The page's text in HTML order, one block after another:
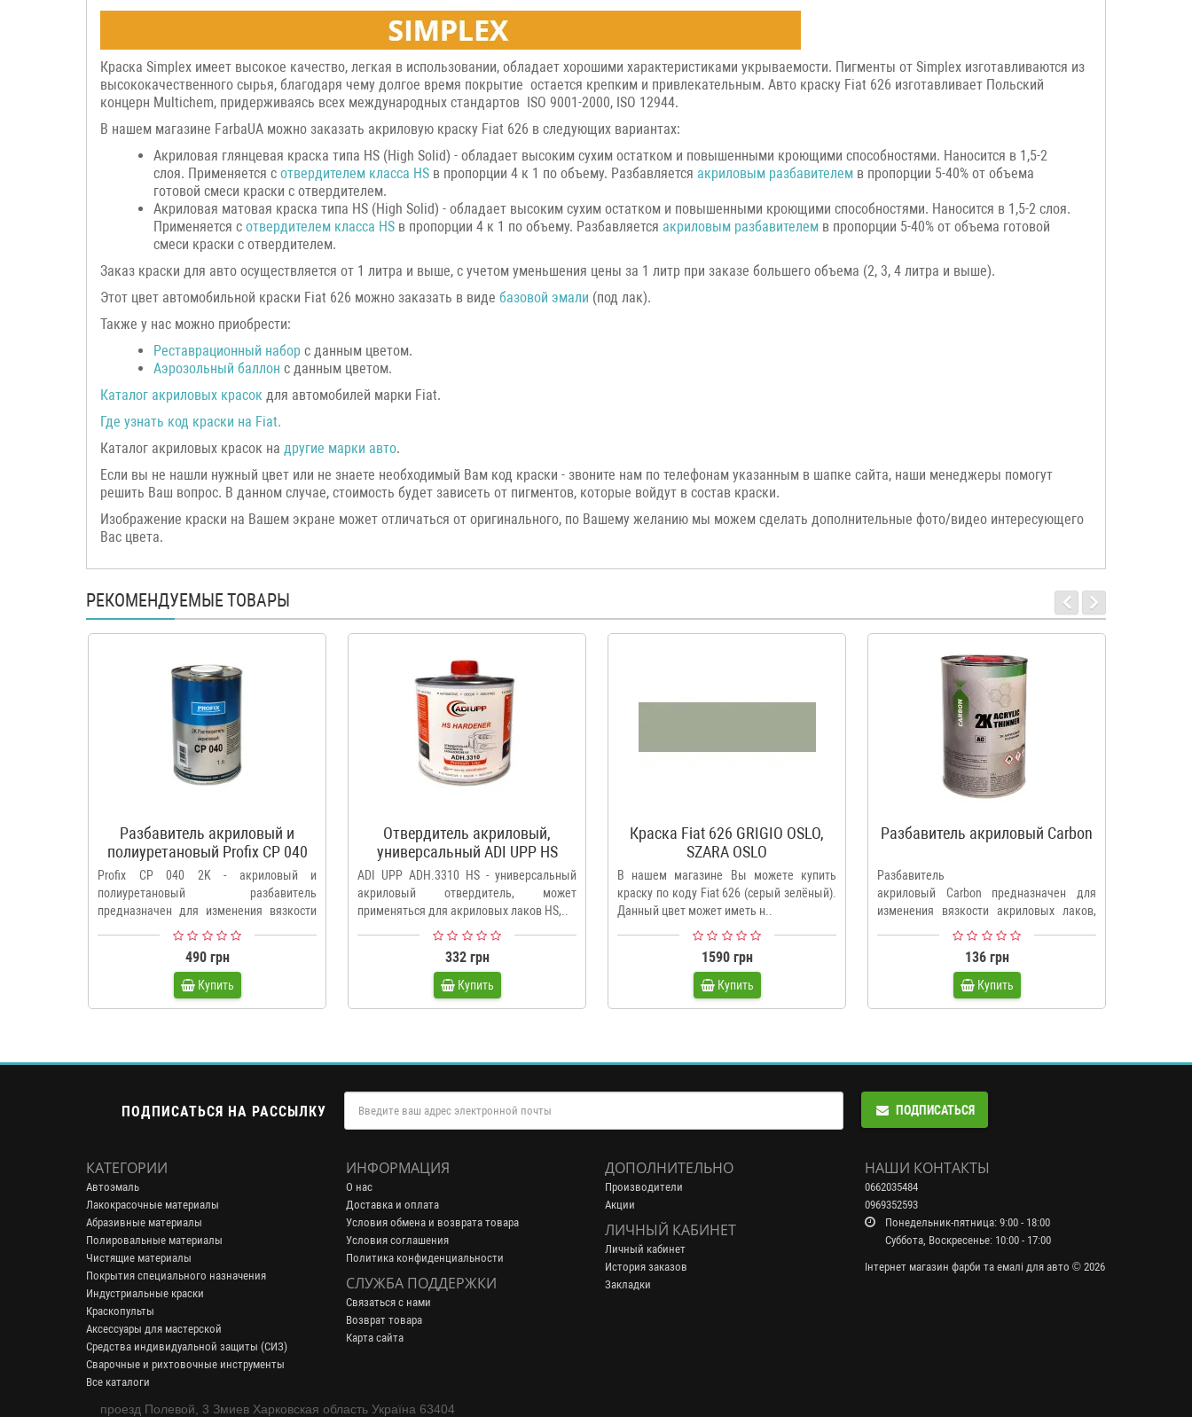
Краска Simplex имеет высокое качество, легкая в использовании, обладает хорошими характеристиками укрываемости. Пигменты от Simplex изготавливаются из
высококачественного сырья, благодаря чему долгое время покрытие остается крепким и привлекательным. Авто краску Fiat 626 изготавливает Польский
концерн Multichem, придерживаясь всех международных стандартов ISO 9001-2000, ISO 12944.
В нашем магазине FarbaUA можно заказать акриловую краску Fiat 626 в следующих вариантах:
Акриловая глянцевая краска типа HS (High Solid) - обладает высоким сухим остатком и повышенными кроющими способностями. Наносится в 1,5-2
слоя. Применяется с отвердителем класса HS в пропорции 4 к 1 по объему. Разбавляется акриловым разбавителем в пропорции 5-40% от объема
готовой смеси краски с отвердителем.
Акриловая матовая краска типа HS (High Solid) - обладает высоким сухим остатком и повышенными кроющими способностями. Наносится в 1,5-2 слоя.
Применяется с отвердителем класса HS в пропорции 4 к 1 по объему. Разбавляется акриловым разбавителем в пропорции 5-40% от объема готовой
смеси краски с отвердителем.
Заказ краски для авто осуществляется от 1 литра и выше, с учетом уменьшения цены за 1 литр при заказе большего объема (2, 3, 4 литра и выше).
Этот цвет автомобильной краски Fiat 626 можно заказать в виде базовой эмали (под лак).
Также у нас можно приобрести:
Реставрационный набор с данным цветом.
Аэрозольный баллон с данным цветом.
Каталог акриловых красок для автомобилей марки Fiat.
Где узнать код краски на Fiat.
Каталог акриловых красок на другие марки авто.
Если вы не нашли нужный цвет или не знаете необходимый Вам код краски - звоните нам по телефонам указанным в шапке сайта, наши менеджеры помогут
решить Ваш вопрос. В данном случае, стоимость будет зависеть от пигментов, которые войдут в состав краски.
Изображение краски на Вашем экране может отличаться от оригинального, по Вашему желанию мы можем сделать дополнительные фото/видео интересующего
Вас цвета.
РЕКОМЕНДУЕМЫЕ ТОВАРЫ
Разбавитель акриловый и
полиуретановый Profix CP 040
2K
Profix CP 040 2K - акриловый и
полиуретановый разбавитель
предназначен для изменения вязкости
490 грн
Купить
Отвердитель акриловый,
универсальный ADI UPP HS
ADH.3310, 500 мл
ADI UPP ADH.3310 HS - универсальный
акриловый отвердитель, может
применяться для акриловых лаков HS,..
332 грн
Купить
Краска Fiat 626 GRIGIO OSLO,
SZARA OSLO
В нашем магазине Вы можете купить
краску по коду Fiat 626 (серый зелёный).
Данный цвет может иметь н..
1590 грн
Купить
Разбавитель акриловый Carbon
Разбавитель
акриловый Carbon предназначен для
изменения вязкости акриловых лаков,
красок и грунтов. ..
136 грн
Купить
ПОДПИСАТЬСЯ НА РАССЫЛКУ ПОДПИСАТЬСЯ
КАТЕГОРИИ
Автоэмаль
Лакокрасочные материалы
Абразивные материалы
Полировальные материалы
Чистящие материалы
Покрытия специального назначения
Индустриальные краски
Краскопульты
Аксессуары для мастерской
Средства индивидуальной защиты (СИЗ)
Сварочные и рихтовочные инструменты
Все каталоги
ИНФОРМАЦИЯ
О нас
Доставка и оплата
Условия обмена и возврата товара
Условия соглашения
Политика конфиденциальности
СЛУЖБА ПОДДЕРЖКИ
Связаться с нами
Возврат товара
Карта сайта
ДОПОЛНИТЕЛЬНО
Производители
Акции
ЛИЧНЫЙ КАБИНЕТ
Личный кабинет
История заказов
Закладки
НАШИ КОНТАКТЫ
0662035484
0969352593
Понедельник-пятница: 9:00 - 18:00
Суббота, Воскресенье: 10:00 - 17:00
Інтернет магазин фарби та емалі для авто © 2026
проезд Полевой, 3 Змиев Харковская область Україна 63404